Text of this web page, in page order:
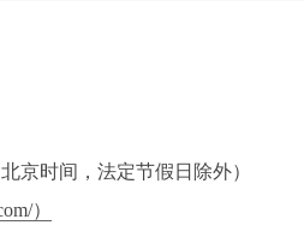
北京时间，法定节假日除外）
）